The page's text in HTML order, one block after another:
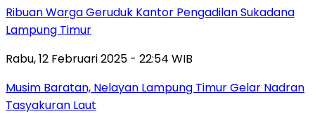
Ribuan Warga Geruduk Kantor Pengadilan Sukadana
Lampung Timur
Rabu, 12 Februari 2025 - 22:54 WIB
Musim Baratan, Nelayan Lampung Timur Gelar Nadran
Tasyakuran Laut